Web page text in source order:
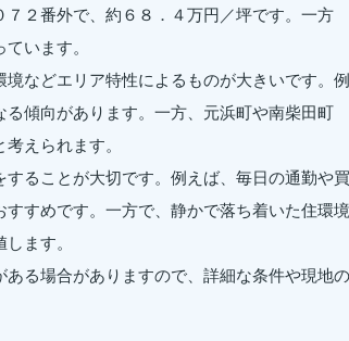
２番外で、約６８．４万円／坪です。一方
います。
などエリア特性によるものが大きいです。例
傾向があります。一方、元浜町や南柴田町
えられます。
ることが大切です。例えば、毎日の通勤や買
すめです。一方で、静かで落ち着いた住環境
ます。
る場合がありますので、詳細な条件や現地の